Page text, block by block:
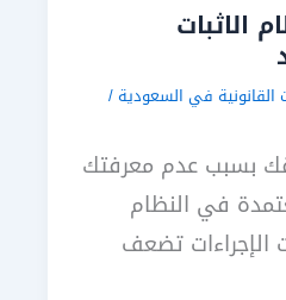
القانونية في السعودية /
بسبب عدم معرفتك
في النظام
الإجراءات تضعف